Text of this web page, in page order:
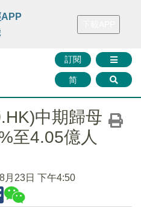
FINMETA 財華證券 媒體矩陣
訂閱
简
中期歸母
至4.05億人
月23日 下午4:50